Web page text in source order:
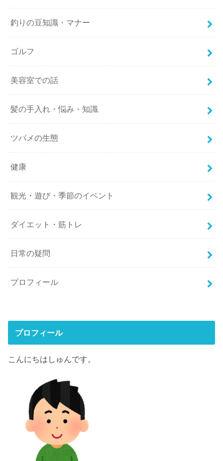
釣りの豆知識・マナー
ゴルフ
美容室での話
髪の手入れ・悩み・知識
ツバメの生態
健康
観光・遊び・季節のイベント
ダイエット・筋トレ
日常の疑問
プロフィール
プロフィール
こんにちはしゅんです。